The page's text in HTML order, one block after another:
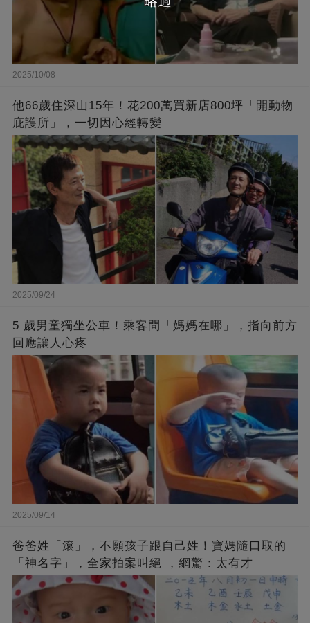
2025/10/08
他66歲住深山15年！花200萬買新店800坪「開動物
庇護所」，一切因心經轉變
2025/09/24
5 歲男童獨坐公車！乘客問「媽媽在哪」，指向前方
回應讓人心疼
2025/09/14
爸爸姓「滾」，不願孩子跟自己姓！寶媽隨口取的
「神名字」，全家拍案叫絕 ，網驚：太有才